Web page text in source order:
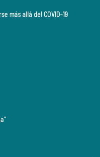
más allá del COVID-19